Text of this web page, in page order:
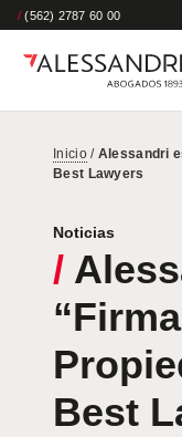
/ (562) 2787 60 00
Inicio/ Alessandri
Best Lawyers
Noticias
/
Best